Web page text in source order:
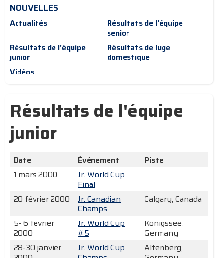
NOUVELLES
Actualités
Résultats de l'équipe
senior
Résultats de l'équipe
junior
Résultats de luge
domestique
Vidéos
Résultats de l'équipe
junior
Date Événement
Piste
1 mars 2000
Jr. World Cup
Final
20 février 2000
Jr. Canadian
Champs
Calgary, Canada
5- 6 février
2000
Jr. World Cup
#5
Königssee,
Germany
28-30 janvier
Jr. World Cup
Altenberg,